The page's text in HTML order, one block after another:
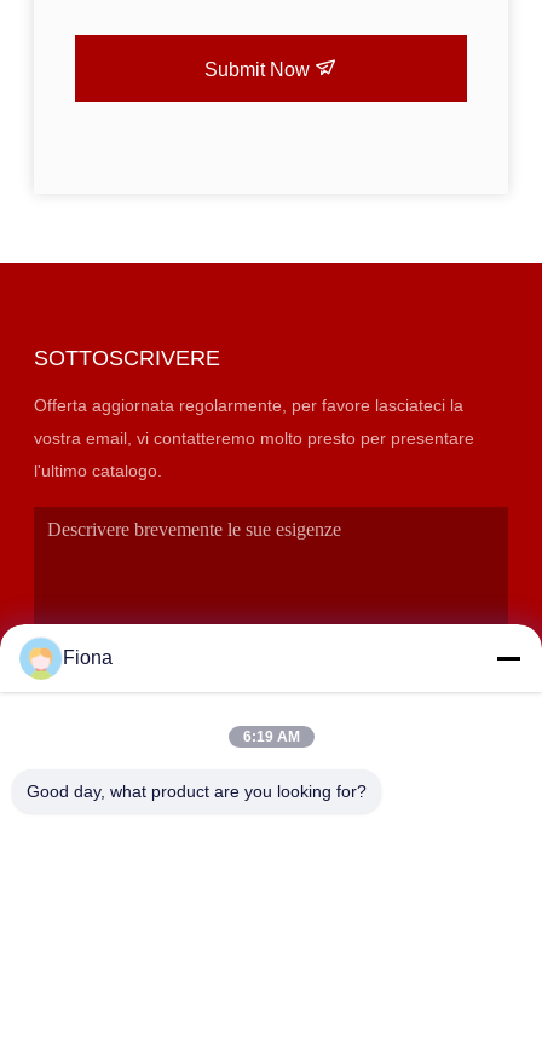
Submit Now
SOTTOSCRIVERE
Offerta aggiornata regolarmente, per favore lasciateci la
vostra email, vi contatteremo molto presto per presentare
l'ultimo catalogo.
Fiona
6:19 AM
Good day, what product are you looking for?